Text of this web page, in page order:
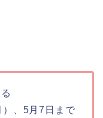
）、5月7日まで